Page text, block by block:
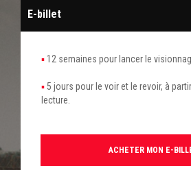
E-billet
12 semaines pour lancer le
5 jours pour le voir et le revoir, à
lecture.
ACHETER MON E-